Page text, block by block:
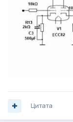
Цитата